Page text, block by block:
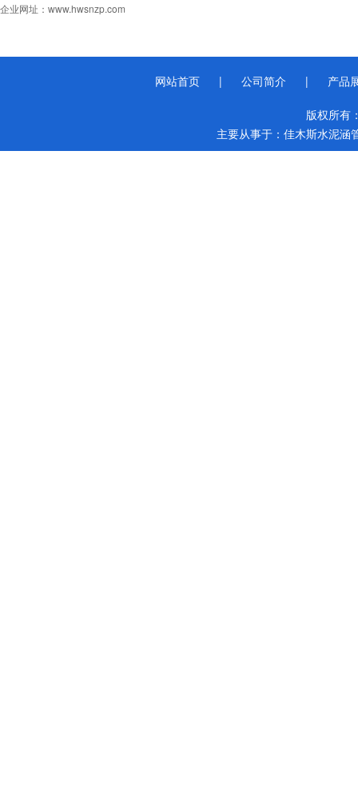
企业网址：www.hwsnzp.com
网站首页 | 公司简介 | 产品
版权所有
主要从事于： 佳木斯水泥涵